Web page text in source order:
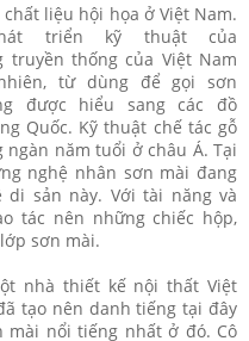
liệu hội họa ở Việt Nam.
triển kỹ thuật của
truyền thống của Việt Nam
từ dùng để gọi sơn
được hiểu sang các đồ
Quốc. Kỹ thuật chế tác gỗ
năm tuổi ở châu Á. Tại
nghệ nhân sơn mài đang
sản này. Với tài năng và
tác nên những chiếc hộp,
sơn mài.
nhà thiết kế nội thất Việt
tạo nên danh tiếng tại đây
mài nổi tiếng nhất ở đó. Cô